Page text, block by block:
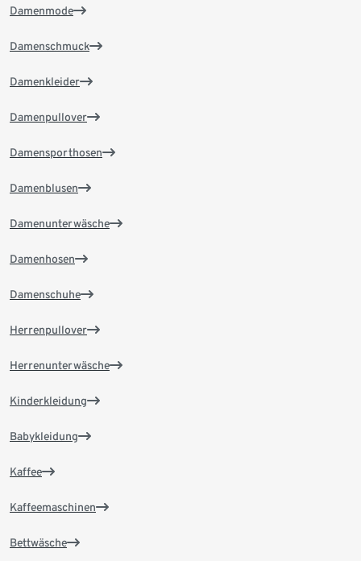
Damenmode
Damenschmuck
Damenkleider
Damenpullover
Damensporthosen
Damenblusen
Damenunterwäsche
Damenhosen
Damenschuhe
Herrenpullover
Herrenunterwäsche
Kinderkleidung
Babykleidung
Kaffee
Kaffeemaschinen
Bettwäsche